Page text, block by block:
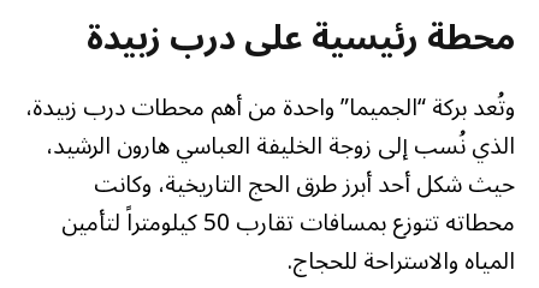
محطة رئيسية على درب زبيدة
وتُعد بركة “الجميما” واحدة من أهم محطات درب زبيدة،
الذي نُسب إلى زوجة الخليفة العباسي هارون الرشيد،
حيث شكل أحد أبرز طرق الحج التاريخية، وكانت
محطاته تتوزع بمسافات تقارب 50 كيلومتراً لتأمين
المياه والاستراحة للحجاج.